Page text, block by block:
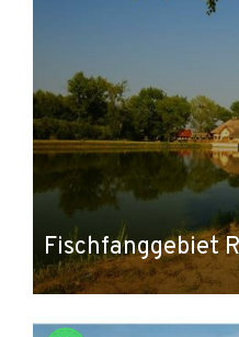
Fischfanggebiet